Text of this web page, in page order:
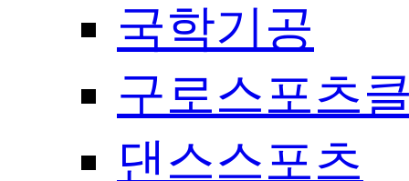
국학기공
구로스포츠
댄스스포츠